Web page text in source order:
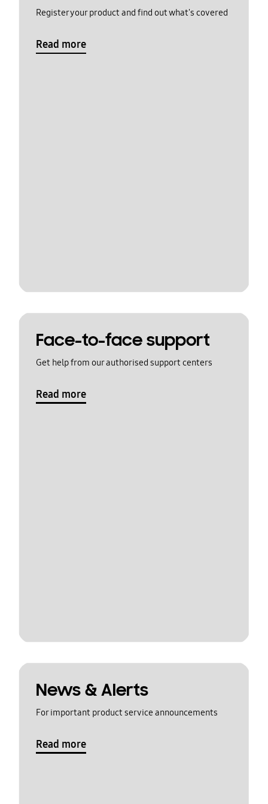
Register your product and find out what's covered
Read more
Face-to-face support
Get help from our authorised support centers
Read more
News & Alerts
For important product service announcements
Read more